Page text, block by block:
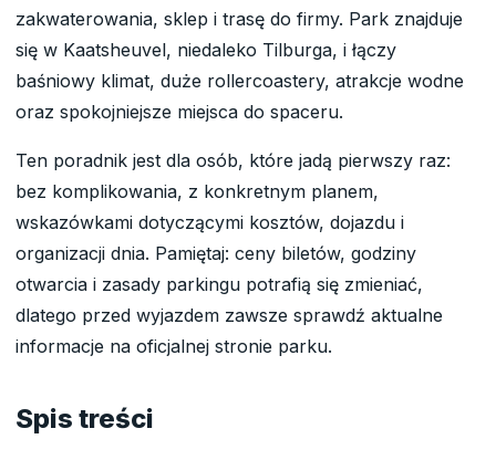
zakwaterowania, sklep i trasę do firmy. Park znajduje
się w Kaatsheuvel, niedaleko Tilburga, i łączy
baśniowy klimat, duże rollercoastery, atrakcje wodne
oraz spokojniejsze miejsca do spaceru.
Ten poradnik jest dla osób, które jadą pierwszy raz:
bez komplikowania, z konkretnym planem,
wskazówkami dotyczącymi kosztów, dojazdu i
organizacji dnia. Pamiętaj: ceny biletów, godziny
otwarcia i zasady parkingu potrafią się zmieniać,
dlatego przed wyjazdem zawsze sprawdź aktualne
informacje na oficjalnej stronie parku.
Spis treści